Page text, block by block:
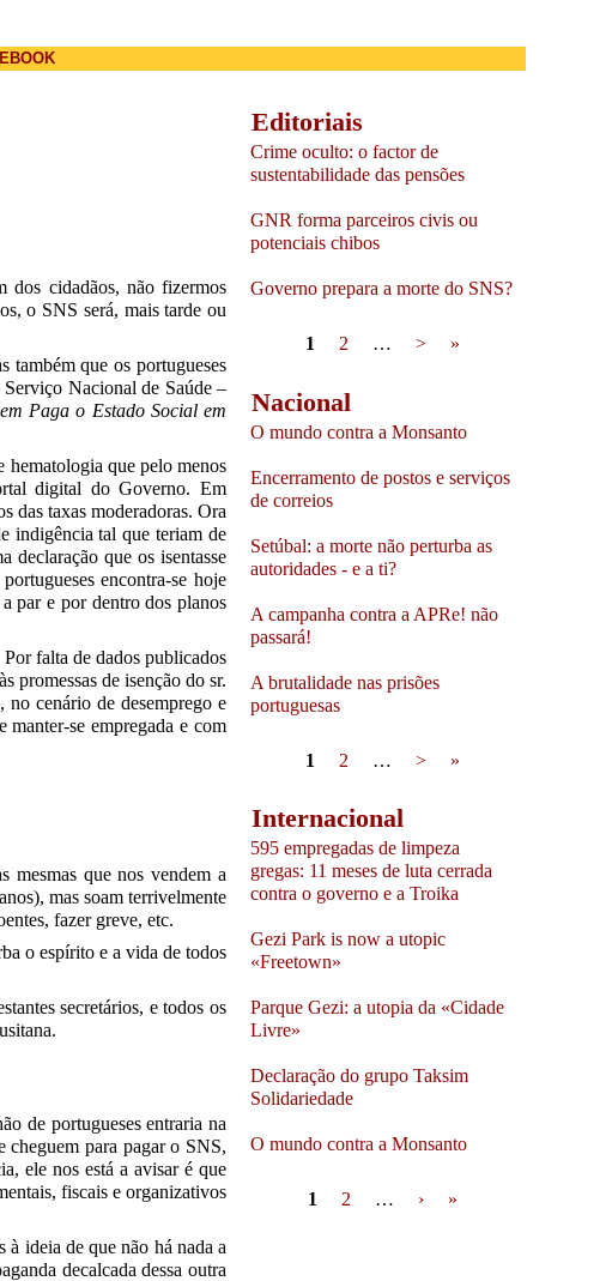
dos cidadãos, não fizermos
o SNS será, mais tarde ou
também que os portugueses
Nacional de Saúde –
Paga o Estado Social em
hematologia que pelo menos
digital do Governo. Em
das taxas moderadoras. Ora
indigência tal que teriam de
declaração que os isentasse
encontra-se hoje
par e por dentro dos planos
falta de dados publicados
promessas de isenção do sr.
no cenário de desemprego e
manter-se empregada e com
mesmas que nos vendem a
mas soam terrivelmente
fazer greve, etc.
o espírito e a vida de todos
secretários, e todos os
de portugueses entraria na
para pagar o SNS,
ele nos está a avisar é que
fiscais e organizativos
à ideia de que não há nada a
decalcada dessa outra
Editoriais
Crime oculto: o factor de
sustentabilidade das pensões
GNR forma parceiros civis ou
potenciais chibos
Governo prepara a morte do SNS?
Pages1 2 … > »
Nacional
O mundo contra a Monsanto
Encerramento de postos e serviços
de correios
Setúbal: a morte não perturba as
autoridades - e a ti?
A campanha contra a APRe! não
passará!
A brutalidade nas prisões
portuguesas
Pages
1 2 … > »
Internacional
595 empregadas de limpeza
gregas: 11 meses de luta cerrada
contra o governo e a Troika
Gezi Park is now a utopic
«Freetown»
Parque Gezi: a utopia da «Cidade
Livre»
Declaração do grupo Taksim
Solidariedade
O mundo contra a Monsanto
Pages1 2 … › »